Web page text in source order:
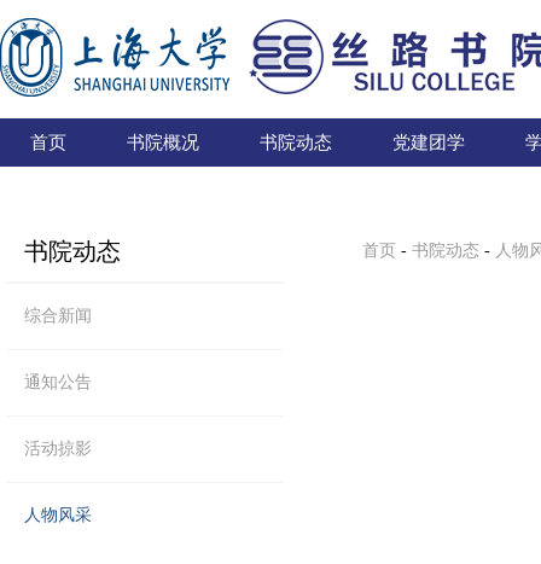
首页 书院概况 书院动态 党建团学
书院动态
综合新闻
通知公告
活动掠影
人物风采
首页 - 书院动态 - 人物